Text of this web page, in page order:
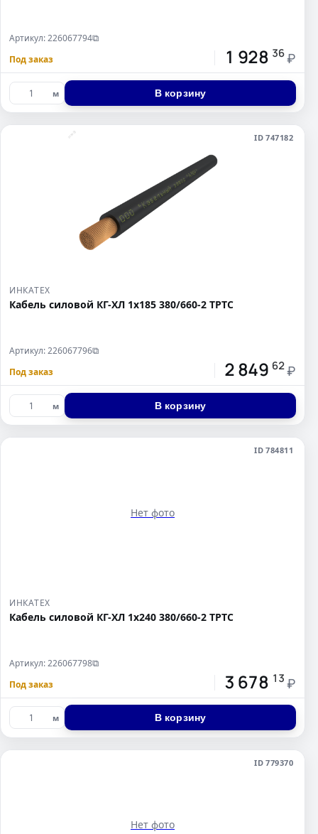
Артикул: 226067794⧉
Под заказ 1 928 36 ₽
м В корзину
ID 747182
ИНКАТЕХ
Кабель силовой КГ-ХЛ 1х185 380/660-2 ТРТС
Артикул: 226067796⧉
Под заказ 2 849 62 ₽
м В корзину
ID 784811
Нет фото
ИНКАТЕХ
Кабель силовой КГ-ХЛ 1х240 380/660-2 ТРТС
Артикул: 226067798⧉
Под заказ 3 678 13 ₽
м В корзину
ID 779370
Нет фото